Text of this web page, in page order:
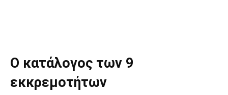
Ο κατάλογος των 9
εκκρεμοτήτων